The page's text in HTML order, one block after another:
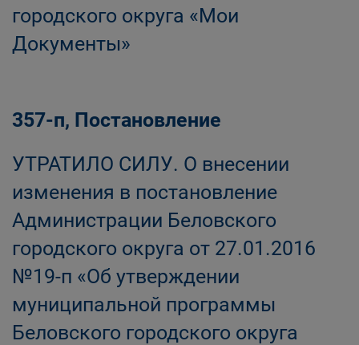
городского округа «Мои
Документы»
357-п, Постановление
УТРАТИЛО СИЛУ. О внесении
изменения в постановление
Администрации Беловского
городского округа от 27.01.2016
№19-п «Об утверждении
муниципальной программы
Беловского городского округа